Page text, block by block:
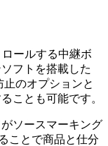
ールする中継ボ
フトを搭載した
のオプションと
ことも可能です。
ソースマーキング
ことで商品と仕分